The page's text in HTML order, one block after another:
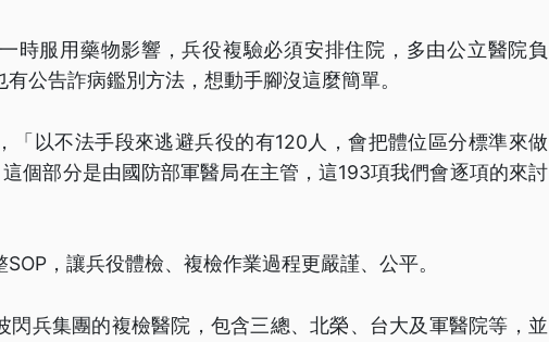
時服用藥物影響，兵役複驗必須安排住院，多由公立醫院負
公告詐病鑑別方法，想動手腳沒這麼簡單。
「以不法手段來逃避兵役的有120人，會把體位區分標準來做
個部分是由國防部軍醫局在主管，這193項我們會逐項的來討
，讓兵役體檢、複檢作業過程更嚴謹、公平。
閃兵集團的複檢醫院，包含三總、北榮、台大及軍醫院等，並